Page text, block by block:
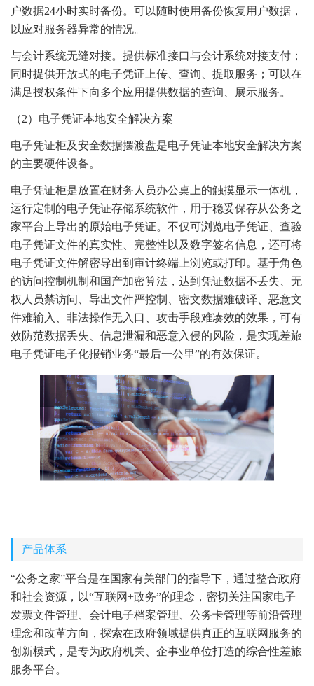
户数据24小时实时备份。可以随时使用备份恢复用户数据，
以应对服务器异常的情况。
与会计系统无缝对接。提供标准接口与会计系统对接支付；
同时提供开放式的电子凭证上传、查询、提取服务；可以在
满足授权条件下向多个应用提供数据的查询、展示服务。
（2）电子凭证本地安全解决方案
电子凭证柜及安全数据摆渡盘是电子凭证本地安全解决方案
的主要硬件设备。
电子凭证柜是放置在财务人员办公桌上的触摸显示一体机，
运行定制的电子凭证存储系统软件，用于稳妥保存从公务之
家平台上导出的原始电子凭证。不仅可浏览电子凭证、查验
电子凭证文件的真实性、完整性以及数字签名信息，还可将
电子凭证文件解密导出到审计终端上浏览或打印。基于角色
的访问控制机制和国产加密算法，达到凭证数据不丢失、无
权人员禁访问、导出文件严控制、密文数据难破译、恶意文
件难输入、非法操作无入口、攻击手段难凑效的效果，可有
效防范数据丢失、信息泄漏和恶意入侵的风险，是实现差旅
电子凭证电子化报销业务“最后一公里”的有效保证。
产品体系
“公务之家”平台是在国家有关部门的指导下，通过整合政府
和社会资源，以“互联网+政务”的理念，密切关注国家电子
发票文件管理、会计电子档案管理、公务卡管理等前沿管理
理念和改革方向，探索在政府领域提供真正的互联网服务的
创新模式，是专为政府机关、企事业单位打造的综合性差旅
服务平台。